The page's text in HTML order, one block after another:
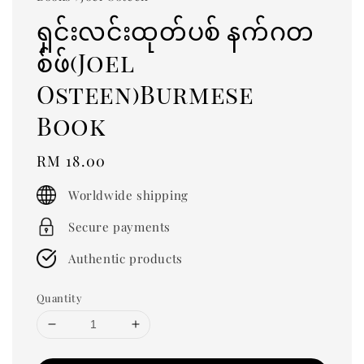
ရှင်းလင်းထုတ်ပစ် နက်ဂတ
စ်ဖ်(Joel
Osteen)Burmese
Book
Regular
price
RM 18.00
Worldwide shipping
Secure payments
Authentic products
Quantity